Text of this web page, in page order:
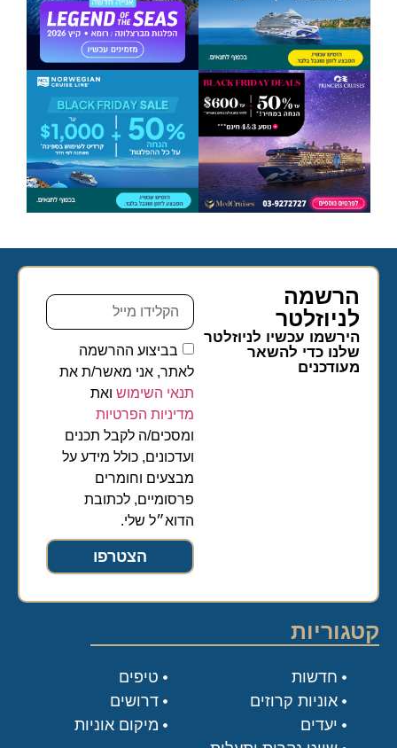
הרשמה
לניוזלטר​
הירשמו עכשיו לניוזלטר
שלנו כדי להשאר
מעודכנים
בביצוע ההרשמה
לאתר, אני מאשר/ת את
תנאי השימושואת
מדיניות הפרטיות
ומסכים/ה לקבל תכנים
ועדכונים, כולל מידע על
מבצעים וחומרים
פרסומיים, לכתובת
הדוא״ל שלי.
הצטרפו
קטגוריות
טיפים
דרושים
מיקום אוניות
חדשות
אוניות קרוזים
יעדים